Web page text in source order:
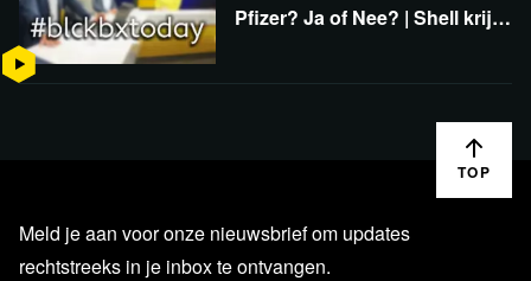
Pfizer? Ja of Nee? | Shell krijgt
TOP
Meld je aan voor onze nieuwsbrief om updates
rechtstreeks in je inbox te ontvangen.